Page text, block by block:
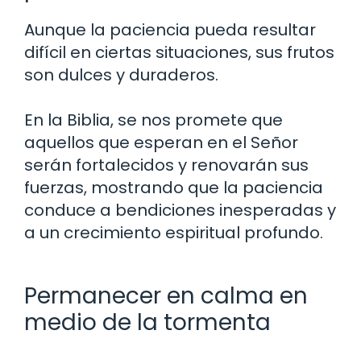
Aunque la paciencia pueda resultar
difícil en ciertas situaciones, sus frutos
son dulces y duraderos.
En la Biblia, se nos promete que
aquellos que esperan en el Señor
serán fortalecidos y renovarán sus
fuerzas, mostrando que la paciencia
conduce a bendiciones inesperadas y
a un crecimiento espiritual profundo.
Permanecer en calma en
medio de la tormenta